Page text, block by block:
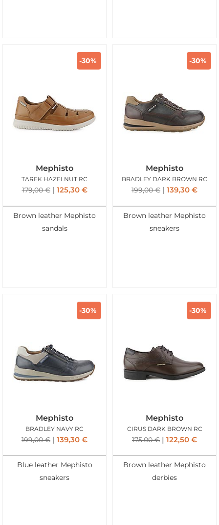
-30%
Mephisto
TAREK HAZELNUT RC
179,00€ 125,30 €
Brown leather Mephisto
sandals
-30%
Mephisto
BRADLEY DARK BROWN RC
199,00€ 139,30 €
Brown leather Mephisto
sneakers
-30%
Mephisto
BRADLEY NAVY RC
199,00€ 139,30 €
Blue leather Mephisto
sneakers
-30%
Mephisto
CIRUS DARK BROWN RC
175,00€ 122,50 €
Brown leather Mephisto
derbies